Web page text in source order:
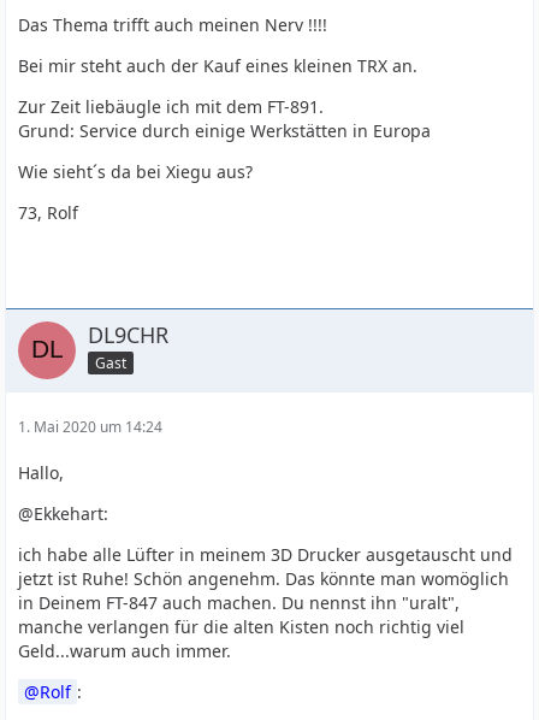
Das Thema trifft auch meinen Nerv !!!!
Bei mir steht auch der Kauf eines kleinen TRX an.
Zur Zeit liebäugle ich mit dem FT-891.
Grund: Service durch einige Werkstätten in Europa
Wie sieht´s da bei Xiegu aus?
73, Rolf
DL9CHR
Gast
1. Mai 2020 um 14:24
Hallo,
@Ekkehart:
ich habe alle Lüfter in meinem 3D Drucker ausgetauscht und
jetzt ist Ruhe! Schön angenehm. Das könnte man womöglich
in Deinem FT-847 auch machen. Du nennst ihn "uralt",
manche verlangen für die alten Kisten noch richtig viel
Geld...warum auch immer.
Rolf :